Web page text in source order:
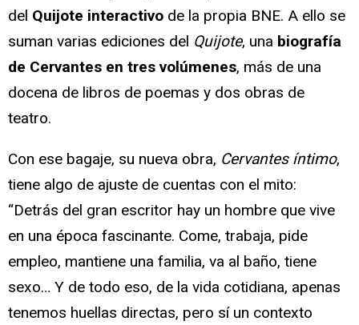
del Quijote interactivo de la propia BNE. A ello se
suman varias ediciones del Quijote, una biografía
de Cervantes en tres volúmenes, más de una
docena de libros de poemas y dos obras de
teatro.
Con ese bagaje, su nueva obra, Cervantes íntimo,
tiene algo de ajuste de cuentas con el mito:
“Detrás del gran escritor hay un hombre que vive
en una época fascinante. Come, trabaja, pide
empleo, mantiene una familia, va al baño, tiene
sexo… Y de todo eso, de la vida cotidiana, apenas
tenemos huellas directas, pero sí un contexto